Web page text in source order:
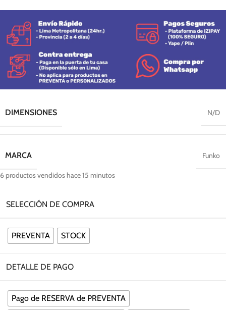
DIMENSIONES N/D
MARCA Funko
6 productos vendidos hace 15 minutos
SELECCIÓN DE COMPRA
PREVENTA STOCK
DETALLE DE PAGO
Pago de RESERVA de PREVENTA